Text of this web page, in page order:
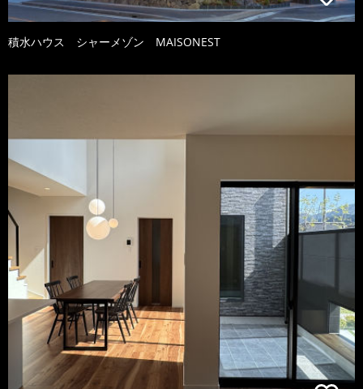
積水ハウス シャーメゾン MAISONEST